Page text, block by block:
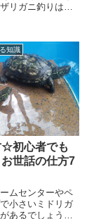
リガニ釣りは子
帰るこ...
知識
初心者でも
お世話の仕方7
ムセンターやペ
小さいミドリガ
あるでしょう。